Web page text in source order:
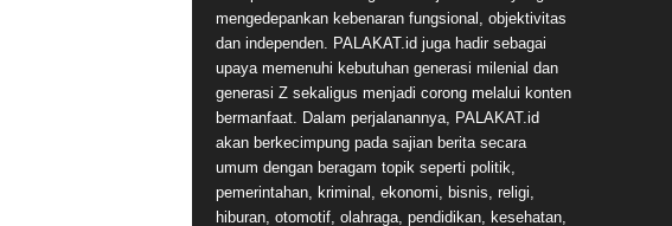
mengedepankan kebenaran fungsional, objektivitas
dan independen. PALAKAT.id juga hadir sebagai
upaya memenuhi kebutuhan generasi milenial dan
generasi Z sekaligus menjadi corong melalui konten
bermanfaat. Dalam perjalanannya, PALAKAT.id
akan berkecimpung pada sajian berita secara
umum dengan beragam topik seperti politik,
pemerintahan, kriminal, ekonomi, bisnis, religi,
hiburan, otomotif, olahraga, pendidikan, kesehatan,